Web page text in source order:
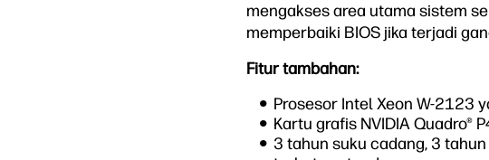
mengakses area utama sistem
memperbaiki BIOS jika terjadi
Fitur tambahan:
Prosesor Intel Xeon W-2123
Kartu grafis NVIDIA Quadro®
3 tahun suku cadang, 3